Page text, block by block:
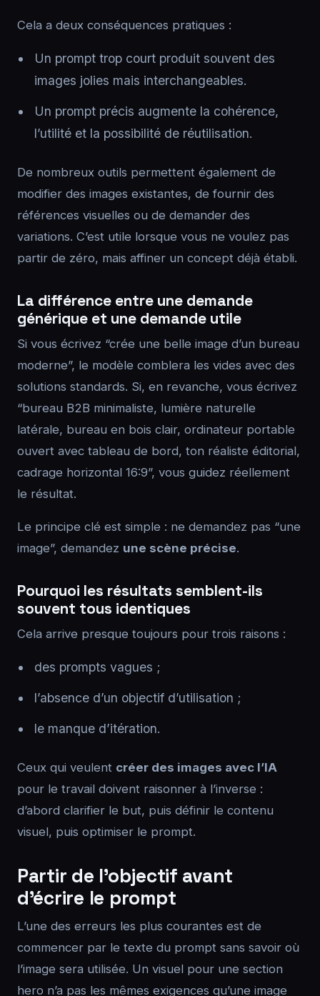
Cela a deux conséquences pratiques :
Un prompt trop court produit souvent des
images jolies mais interchangeables.
Un prompt précis augmente la cohérence,
l’utilité et la possibilité de réutilisation.
De nombreux outils permettent également de
modifier des images existantes, de fournir des
références visuelles ou de demander des
variations. C’est utile lorsque vous ne voulez pas
partir de zéro, mais affiner un concept déjà établi.
La différence entre une demande
générique et une demande utile
Si vous écrivez “crée une belle image d’un bureau
moderne”, le modèle comblera les vides avec des
solutions standards. Si, en revanche, vous écrivez
“bureau B2B minimaliste, lumière naturelle
latérale, bureau en bois clair, ordinateur portable
ouvert avec tableau de bord, ton réaliste éditorial,
cadrage horizontal 16:9”, vous guidez réellement
le résultat.
Le principe clé est simple : ne demandez pas “une
image”, demandez une scène précise.
Pourquoi les résultats semblent-ils
souvent tous identiques
Cela arrive presque toujours pour trois raisons :
des prompts vagues ;
l’absence d’un objectif d’utilisation ;
le manque d’itération.
Ceux qui veulent créer des images avec l’IA
pour le travail doivent raisonner à l’inverse :
d’abord clarifier le but, puis définir le contenu
visuel, puis optimiser le prompt.
Partir de l’objectif avant
d’écrire le prompt
L’une des erreurs les plus courantes est de
commencer par le texte du prompt sans savoir où
l’image sera utilisée. Un visuel pour une section
hero n’a pas les mêmes exigences qu’une image